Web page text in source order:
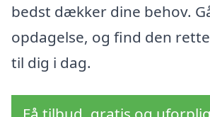
bedst dækker dine behov.
opdagelse, og find den
til dig i dag.